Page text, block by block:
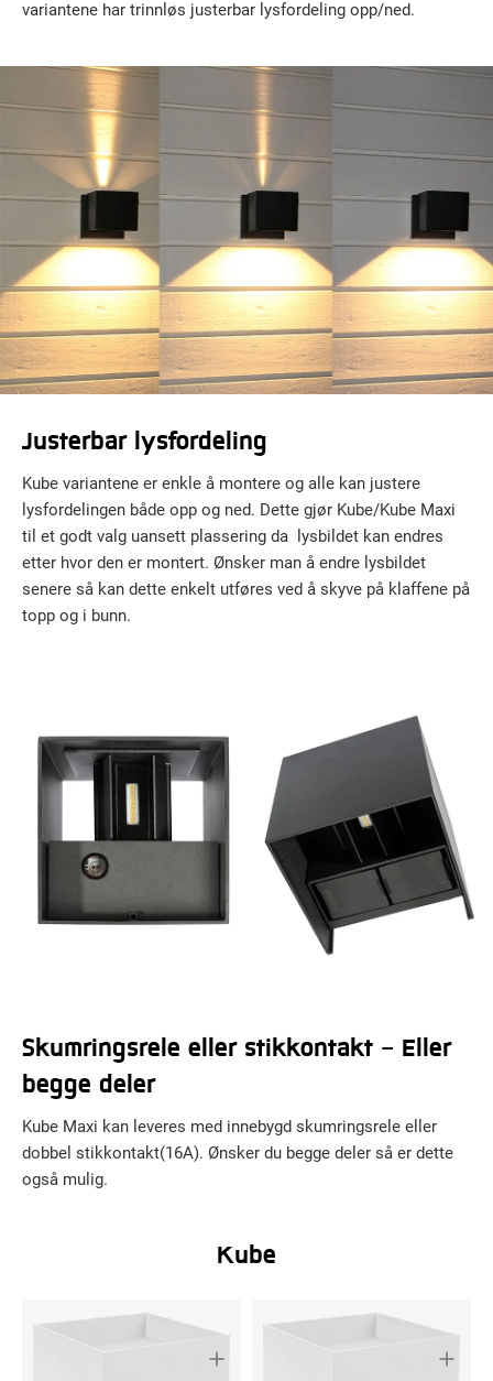
variantene har trinnløs justerbar lysfordeling opp/ned.
Justerbar lysfordeling
Kube variantene er enkle å montere og alle kan justere
lysfordelingen både opp og ned. Dette gjør Kube/Kube Maxi
til et godt valg uansett plassering da lysbildet kan endres
etter hvor den er montert. Ønsker man å endre lysbildet
senere så kan dette enkelt utføres ved å skyve på klaffene på
topp og i bunn.
Skumringsrele eller stikkontakt - Eller
begge deler
Kube Maxi kan leveres med innebygd skumringsrele eller
dobbel stikkontakt(16A). Ønsker du begge deler så er dette
også mulig.
Kube